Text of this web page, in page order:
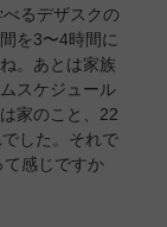
るデザスクの
を3〜4時間に
。あとは家族
スケジュール
家のこと、22
した。それで
感じですか